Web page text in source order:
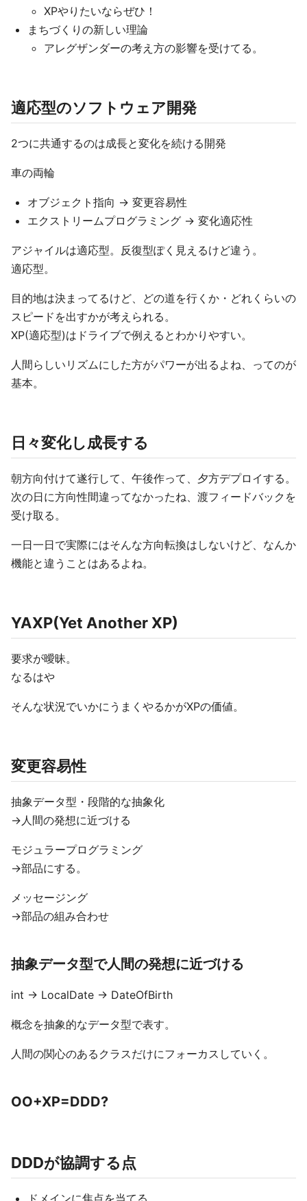
XPやりたいならぜひ！
まちづくりの新しい理論
アレグザンダーの考え方の影響を受けてる。
適応型のソフトウェア開発
2つに共通するのは成長と変化を続ける開発
車の両輪
オブジェクト指向 → 変更容易性
エクストリームプログラミング → 変化適応性
アジャイルは適応型。反復型ぽく見えるけど違う。
適応型。
目的地は決まってるけど、どの道を行くか・どれくらいの
スピードを出すかが考えられる。
XP(適応型)はドライブで例えるとわかりやすい。
人間らしいリズムにした方がパワーが出るよね、ってのが
基本。
日々変化し成長する
朝方向付けて遂行して、午後作って、夕方デプロイする。
次の日に方向性間違ってなかったね、渡フィードバックを
受け取る。
一日一日で実際にはそんな方向転換はしないけど、なんか
機能と違うことはあるよね。
YAXP(Yet Another XP)
要求が曖昧。
なるはや
そんな状況でいかにうまくやるかがXPの価値。
変更容易性
抽象データ型・段階的な抽象化
→人間の発想に近づける
モジュラープログラミング
→部品にする。
メッセージング
→部品の組み合わせ
抽象データ型で人間の発想に近づける
int → LocalDate → DateOfBirth
概念を抽象的なデータ型で表す。
人間の関心のあるクラスだけにフォーカスしていく。
OO+XP=DDD?
DDDが協調する点
ドメインに焦点を当てる